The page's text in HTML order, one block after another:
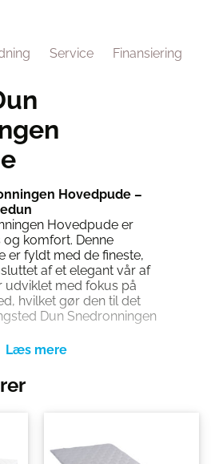
Service Finansiering
Hovedpude –
Hovedpude er
komfort. Denne
er fyldt med de fineste,
af et elegant vår af
udviklet med fokus på
hvilket gør den til det
Dun Snedronningen
i absolut topklasse.
er dens 3-lags
fyldt med småfjer og dun,
og blødhed gør, at du